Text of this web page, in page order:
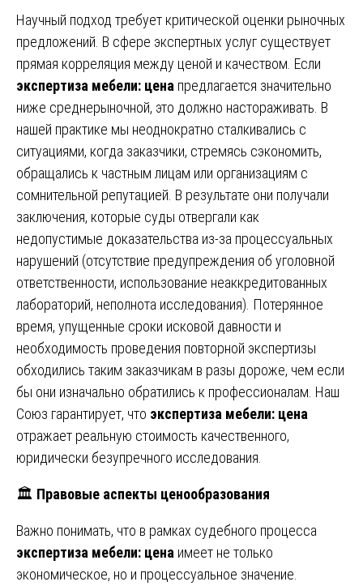
Научный подход требует критической оценки рыночных
предложений. В сфере экспертных услуг существует
прямая корреляция между ценой и качеством. Если
экспертиза мебели: цена предлагается значительно
ниже среднерыночной, это должно настораживать. В
нашей практике мы неоднократно сталкивались с
ситуациями, когда заказчики, стремясь сэкономить,
обращались к частным лицам или организациям с
сомнительной репутацией. В результате они получали
заключения, которые суды отвергали как
недопустимые доказательства из-за процессуальных
нарушений (отсутствие предупреждения об уголовной
ответственности, использование неаккредитованных
лабораторий, неполнота исследования). Потерянное
время, упущенные сроки исковой давности и
необходимость проведения повторной экспертизы
обходились таким заказчикам в разы дороже, чем если
бы они изначально обратились к профессионалам. Наш
Союз гарантирует, что экспертиза мебели: цена
отражает реальную стоимость качественного,
юридически безупречного исследования.
🏛️ Правовые аспекты ценообразования
Важно понимать, что в рамках судебного процесса
экспертиза мебели: цена имеет не только
экономическое, но и процессуальное значение.